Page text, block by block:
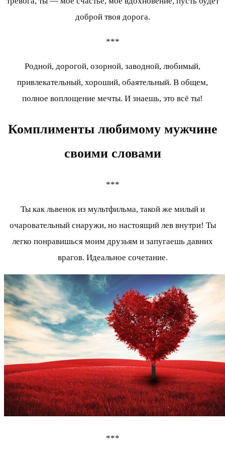
доброй твоя дорога.
***
Родной, дорогой, озорной, заводной, любимый,
привлекательный, хороший, обаятельный. В общем,
полное воплощение мечты. И знаешь, это всё ты!
Комплименты любимому мужчине
своими словами
***
Ты как львенок из мультфильма, такой же милый и
очаровательный снаружи, но настоящий лев внутри! Ты
легко понравишься моим друзьям и запугаешь давних
врагов. Идеальное сочетание.
***